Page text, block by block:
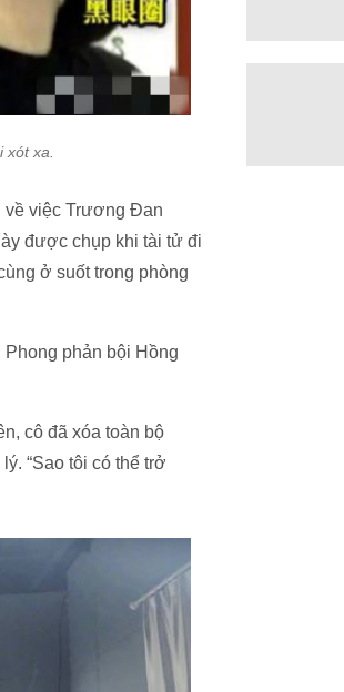
xa.
về việc Trương Đan
được chụp khi tài tử đi
ở suốt trong phòng
phản bội Hồng
cô đã xóa toàn bộ
“Sao tôi có thể trở